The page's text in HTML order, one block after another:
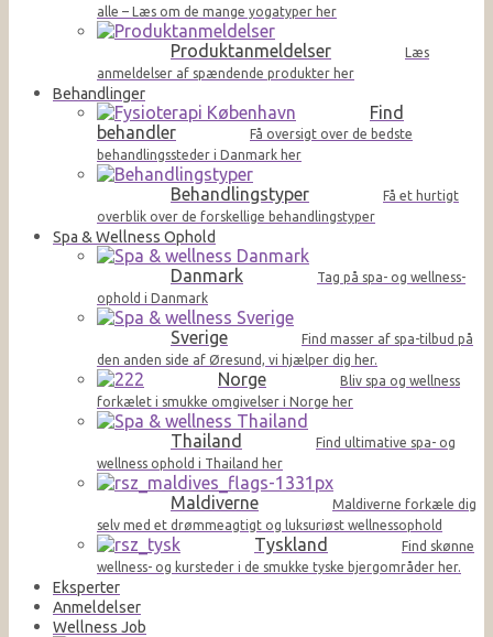
alle – Læs om de mange yogatyper her
Produktanmeldelser
Læs
anmeldelser af spændende produkter her
Behandlinger
Find
behandler
Få oversigt over de bedste
behandlingssteder i Danmark her
Behandlingstyper
Få et hurtigt
overblik over de forskellige behandlingstyper
Spa & Wellness Ophold
Danmark
Tag på spa- og wellness-
ophold i Danmark
Sverige
Find masser af spa-tilbud på
den anden side af Øresund, vi hjælper dig her.
Norge
Bliv spa og wellness
forkælet i smukke omgivelser i Norge her
Thailand
Find ultimative spa- og
wellness ophold i Thailand her
Maldiverne
Maldiverne forkæle dig
selv med et drømmeagtigt og luksuriøst wellnessophold
Tyskland
Find skønne
wellness- og kursteder i de smukke tyske bjergområder her.
Eksperter
Anmeldelser
Wellness Job